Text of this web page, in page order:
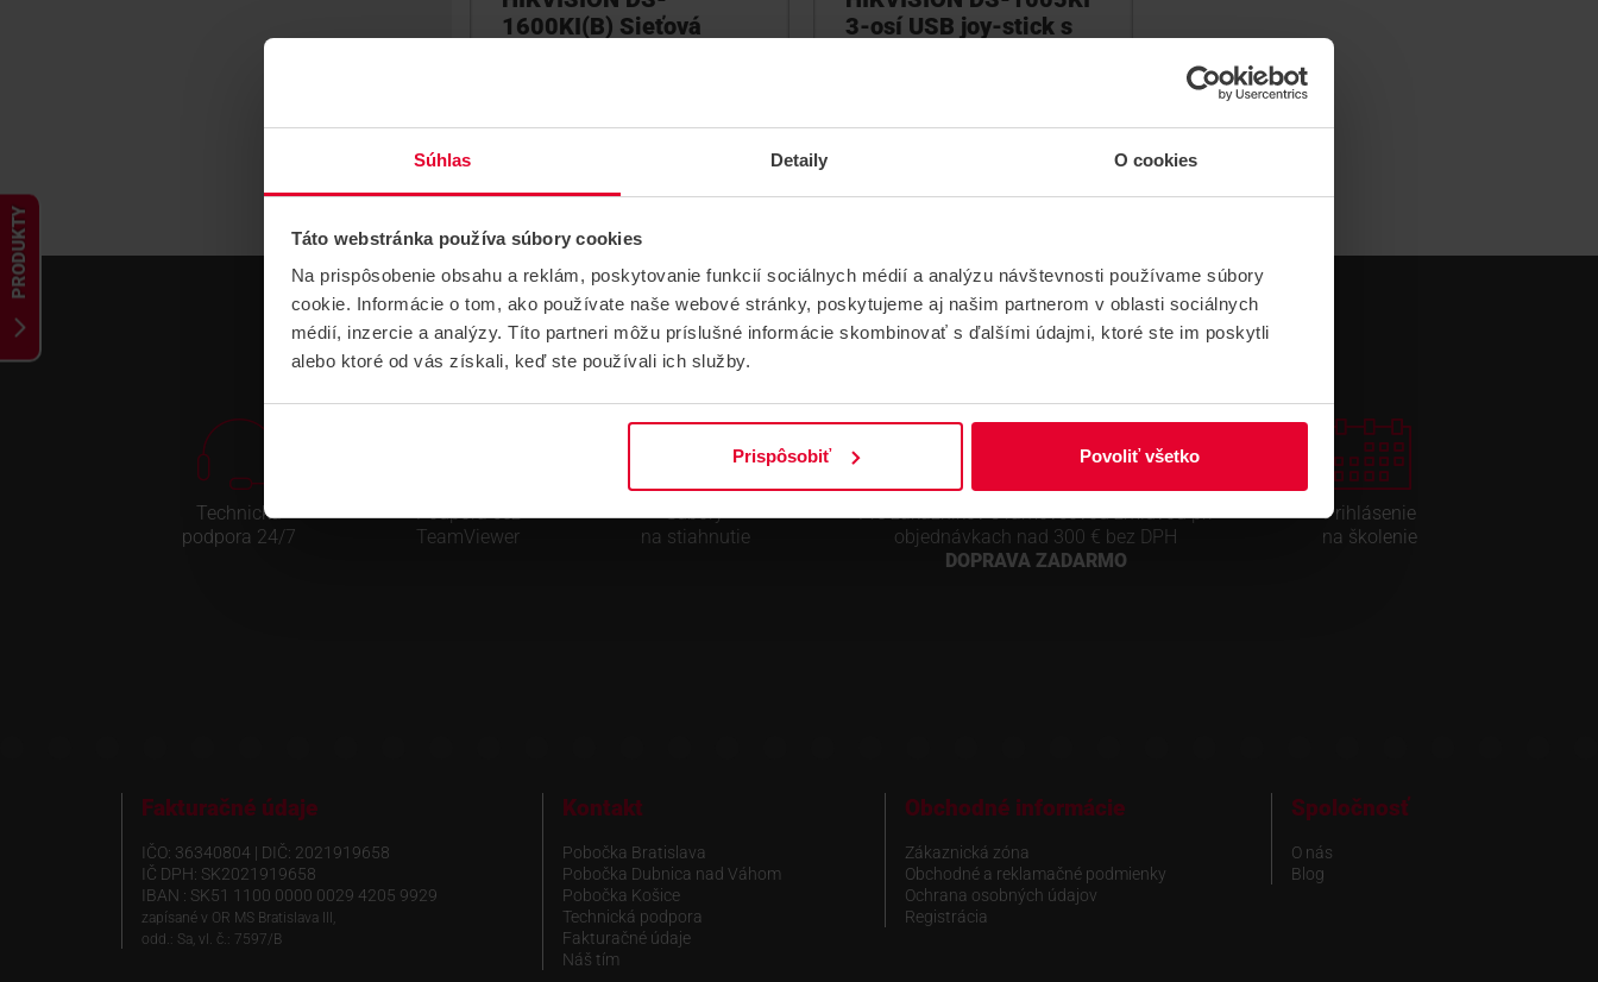
Súhlas Detaily O cookies
Táto webstránka používa súbory cookies
Na prispôsobenie obsahu a reklám, poskytovanie funkcií sociálnych médií a analýzu návštevnosti používame súbory
cookie. Informácie o tom, ako používate naše webové stránky, poskytujeme aj našim partnerom v oblasti sociálnych
médií, inzercie a analýzy. Títo partneri môžu príslušné informácie skombinovať s ďalšími údajmi, ktoré ste im poskytli
alebo ktoré od vás získali, keď ste používali ich služby.
Prispôsobiť Povoliť všetko
PRODUKTY
1600KI(B) Sieťová
3-osí USB joy-stick s
Technická
podpora 24/7
Podpora cez
TeamViewer
Súbory
na stiahnutie
Pre zákazníkov s rámovcovou zmluvou pri
objednávkach nad 300 € bez DPH
DOPRAVA ZADARMO
Prihlásenie
na školenie
Fakturačné údaje
IČO: 36340804 | DIČ: 2021919658
IČ DPH: SK2021919658
IBAN : SK51 1100 0000 0029 4205 9929
zapísané v OR MS Bratislava III,
odd.: Sa, vl. č.: 7597/B
Kontakt
Pobočka Bratislava
Pobočka Dubnica nad Váhom
Pobočka Košice
Technická podpora
Fakturačné údaje
Náš tím
Obchodné informácie
Zákaznická zóna
Obchodné a reklamačné podmienky
Ochrana osobných údajov
Registrácia
Spoločnosť
O nás
Blog